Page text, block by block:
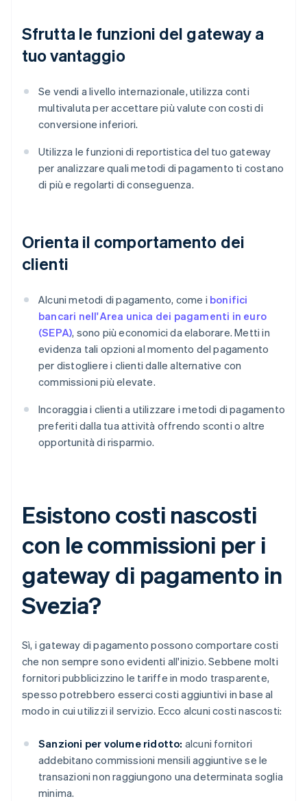
Sfrutta le funzioni del gateway a
tuo vantaggio
Se vendi a livello internazionale, utilizza conti
multivaluta per accettare più valute con costi di
conversione inferiori.
Utilizza le funzioni di reportistica del tuo gateway
per analizzare quali metodi di pagamento ti costano
di più e regolarti di conseguenza.
Orienta il comportamento dei
clienti
Alcuni metodi di pagamento, come i bonifici
bancari nell'Area unica dei pagamenti in euro
(SEPA), sono più economici da elaborare. Metti in
evidenza tali opzioni al momento del pagamento
per distogliere i clienti dalle alternative con
commissioni più elevate.
Incoraggia i clienti a utilizzare i metodi di pagamento
preferiti dalla tua attività offrendo sconti o altre
opportunità di risparmio.
Esistono costi nascosti
con le commissioni per i
gateway di pagamento in
Svezia?
Sì, i gateway di pagamento possono comportare costi
che non sempre sono evidenti all'inizio. Sebbene molti
fornitori pubblicizzino le tariffe in modo trasparente,
spesso potrebbero esserci costi aggiuntivi in base al
modo in cui utilizzi il servizio. Ecco alcuni costi nascosti:
Sanzioni per volume ridotto: alcuni fornitori
addebitano commissioni mensili aggiuntive se le
transazioni non raggiungono una determinata soglia
minima.